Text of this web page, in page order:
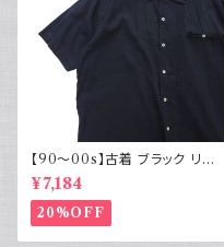
【90～00s】古着 ブラック リネ
ンコットンシャツ 黒 ボックスシ
ルエット
¥7,184
20%OFF